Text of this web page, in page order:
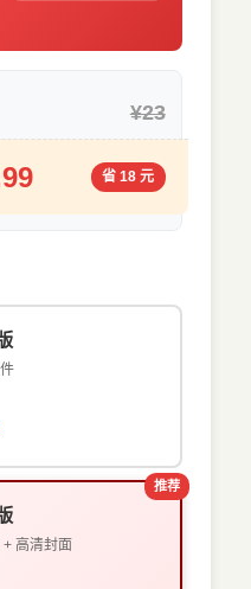
¥23
省 18 元
推荐
+ 高清封面